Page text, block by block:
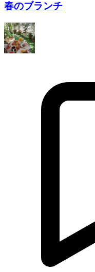
春のブランチ